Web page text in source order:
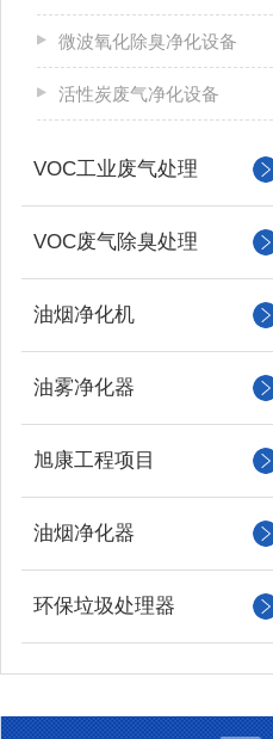
微波氧化除臭净化设备
活性炭废气净化设备
VOC工业废气处理
VOC废气除臭处理
油烟净化机
油雾净化器
旭康工程项目
油烟净化器
环保垃圾处理器